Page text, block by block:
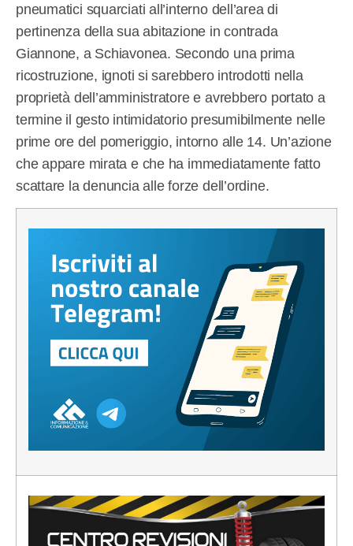
pneumatici squarciati all’interno dell’area di
pertinenza della sua abitazione in contrada
Giannone, a Schiavonea. Secondo una prima
ricostruzione, ignoti si sarebbero introdotti nella
proprietà dell’amministratore e avrebbero portato a
termine il gesto intimidatorio presumibilmente nelle
prime ore del pomeriggio, intorno alle 14. Un’azione
che appare mirata e che ha immediatamente fatto
scattare la denuncia alle forze dell’ordine.